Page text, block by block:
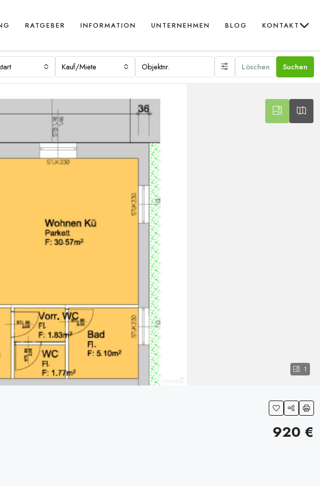
RATGEBER INFORMATION UNTERNEHMEN BLOG KONTAKT
Kauf/Miete Löschen Suchen
1
920 €